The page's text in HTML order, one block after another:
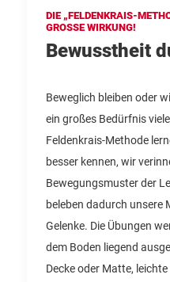
DIE „FELDENKRAIS-
GROSSE WIRKUNG!
Bewusstheit
Beweglich bleiben oder
ein großes Bedürfnis
Feldenkrais-Methode
besser kennen, wir
Bewegungsmuster der
beleben dadurch unsere
Gelenke. Die Übungen
dem Boden liegend
Decke oder Matte,